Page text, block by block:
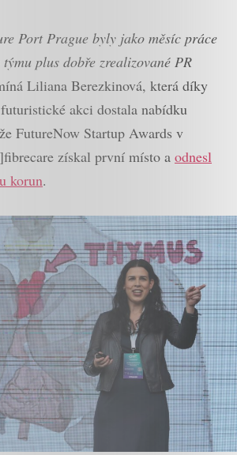
Port Prague byly jako měsíc práce
plus dobře zrealizované PR
Liliana Berezkinová, která díky
akci dostala nabídku
FutureNow Startup Awards v
získal první místo a odnesl
korun.